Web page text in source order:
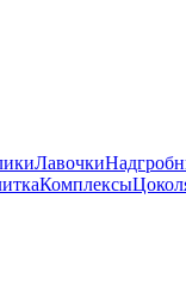
Лавочки
Комплексы